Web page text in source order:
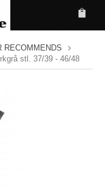
RECOMMENDS
stl. 37/39 - 46/48